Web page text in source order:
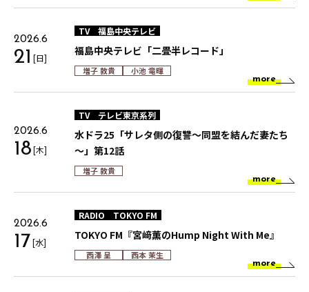
2026.6
21 [日]
TV 福島中央テレビ
福島中央テレビ「二畳半レコード」
増子 敦貴 小池 竜暉
more
2026.6
18[木]
TV テレビ東京系列
⽔ドラ25「サレタ側の復讐～同盟を結んだ妻たち
～」第12話
増子 敦貴
more
2026.6
17[水]
RADIO TOKYO FM
TOKYO FM『宮﨑薫のHump Night With Me』
西澤 呈 西本 茉生
more